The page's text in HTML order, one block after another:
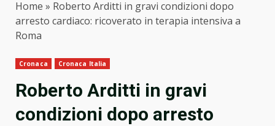
Home » Roberto Arditti in gravi condizioni dopo
arresto cardiaco: ricoverato in terapia intensiva a
Roma
Cronaca Cronaca Italia
Roberto Arditti in gravi
condizioni dopo arresto